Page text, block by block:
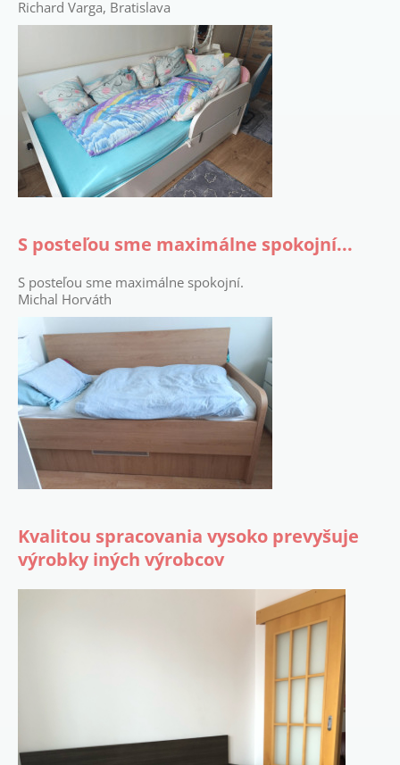
Kvalitou spracovania vysoko prevyšuje
výrobky iných výrobcov
S posteľou sme maximálne spokojní...
S posteľou sme maximálne spokojní.
Michal Horváth
Richard Varga, Bratislava